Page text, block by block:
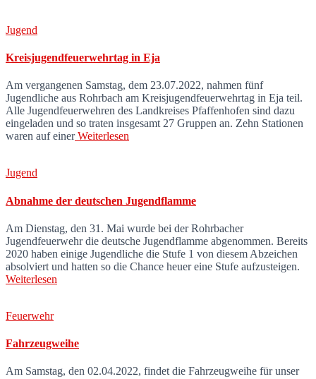
Jugend
Kreisjugendfeuerwehrtag in Eja
Am vergangenen Samstag, dem 23.07.2022, nahmen fünf
Jugendliche aus Rohrbach am Kreisjugendfeuerwehrtag in Eja teil.
Alle Jugendfeuerwehren des Landkreises Pfaffenhofen sind dazu
eingeladen und so traten insgesamt 27 Gruppen an. Zehn Stationen
waren auf einerWeiterlesen
Jugend
Abnahme der deutschen Jugendflamme
Am Dienstag, den 31. Mai wurde bei der Rohrbacher
Jugendfeuerwehr die deutsche Jugendflamme abgenommen. Bereits
2020 haben einige Jugendliche die Stufe 1 von diesem Abzeichen
absolviert und hatten so die Chance heuer eine Stufe aufzusteigen.
Weiterlesen
Feuerwehr
Fahrzeugweihe
Am Samstag, den 02.04.2022, findet die Fahrzeugweihe für unser